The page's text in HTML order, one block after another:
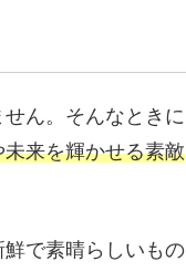
ん。そんなときに
来を輝かせる素敵
で素晴らしいもの